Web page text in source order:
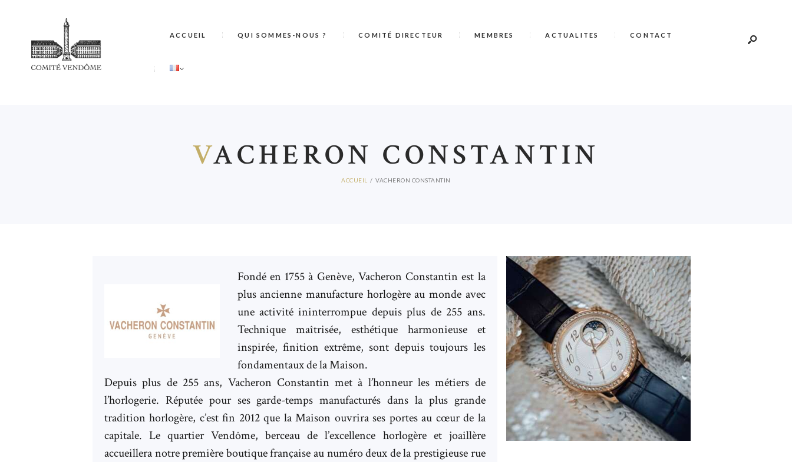
ACCUEIL QUI SOMMES-NOUS ? COMITÉ DIRECTEUR MEMBRES ACTUALITES CONTACT
VACHERON CONSTANTIN
ACCUEIL VACHERON CONSTANTIN
Fondé en 1755 à Genève, Vacheron Constantin est la
plus ancienne manufacture horlogère au monde avec
une activité ininterrompue depuis plus de 255 ans.
Technique maîtrisée, esthétique harmonieuse et
inspirée, finition extrême, sont depuis toujours les
fondamentaux de la Maison.
Depuis plus de 255 ans, Vacheron Constantin met à l’honneur les métiers de
l’horlogerie. Réputée pour ses garde-temps manufacturés dans la plus grande
tradition horlogère, c’est fin 2012 que la Maison ouvrira ses portes au cœur de la
capitale. Le quartier Vendôme, berceau de l’excellence horlogère et joaillère
accueillera notre première boutique française au numéro deux de la prestigieuse rue